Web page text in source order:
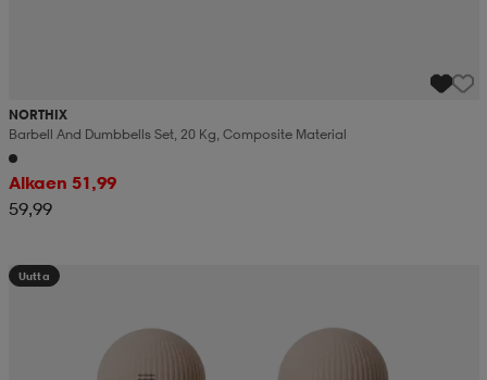
NORTHIX
Barbell And Dumbbells Set, 20 Kg, Composite Material
Alkaen 51,99
59,99
Uutta